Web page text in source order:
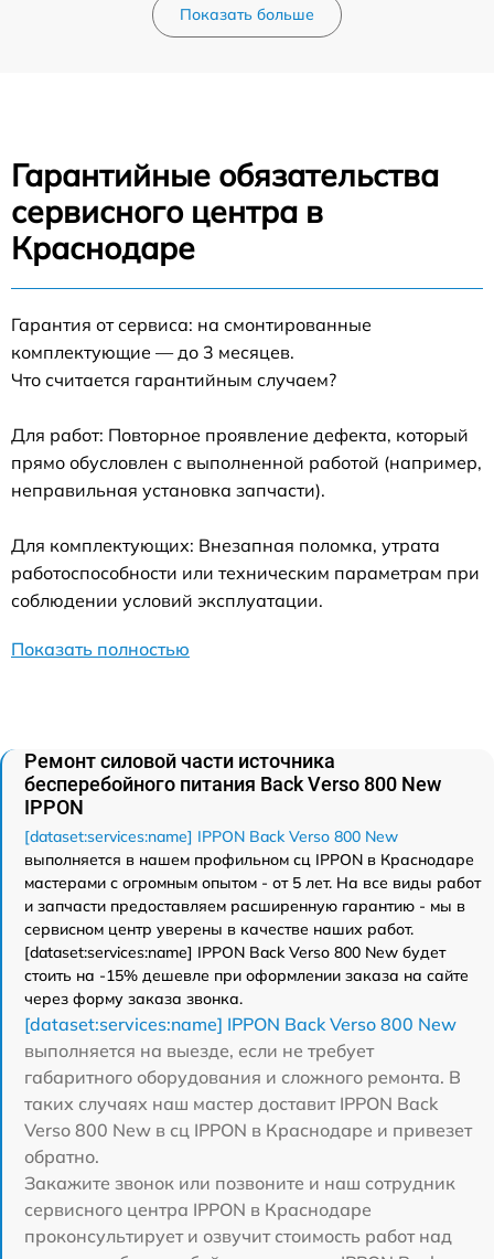
Показать больше
Гарантийные обязательства
сервисного центра в
Краснодаре
Гарантия от сервиса: на смонтированные
комплектующие — до 3 месяцев.
Что считается гарантийным случаем?
Для работ: Повторное проявление дефекта, который
прямо обусловлен с выполненной работой (например,
неправильная установка запчасти).
Для комплектующих: Внезапная поломка, утрата
работоспособности или техническим параметрам при
соблюдении условий эксплуатации.
Показать полностью
Ремонт силовой части источника
бесперебойного питания Back Verso 800 New
IPPON
[dataset:services:name] IPPON Back Verso 800 New
выполняется в нашем профильном сц IPPON в Краснодаре
мастерами с огромным опытом - от 5 лет. На все виды работ
и запчасти предоставляем расширенную гарантию - мы в
сервисном центр уверены в качестве наших работ.
[dataset:services:name] IPPON Back Verso 800 New будет
стоить на -15% дешевле при оформлении заказа на сайте
через форму заказа звонка.
[dataset:services:name] IPPON Back Verso 800 New
выполняется на выезде, если не требует
габаритного оборудования и сложного ремонта. В
таких случаях наш мастер доставит IPPON Back
Verso 800 New в сц IPPON в Краснодаре и привезет
обратно.
Закажите звонок или позвоните и наш сотрудник
сервисного центра IPPON в Краснодаре
проконсультирует и озвучит стоимость работ над